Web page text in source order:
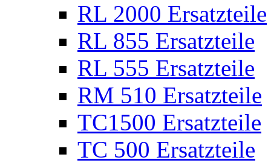
RL 2000 Ersatzteile
RL 855 Ersatzteile
RL 555 Ersatzteile
RM 510 Ersatzteile
TC1500 Ersatzteile
TC 500 Ersatzteile